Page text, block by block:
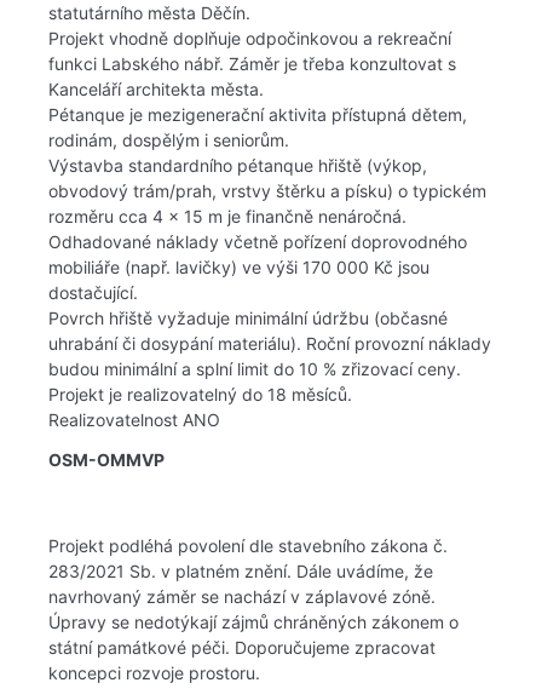
statutárního města Děčín.
Projekt vhodně doplňuje odpočinkovou a rekreační
funkci Labského nábř. Záměr je třeba konzultovat s
Kanceláří architekta města.
Pétanque je mezigenerační aktivita přístupná dětem,
rodinám, dospělým i seniorům.
Výstavba standardního pétanque hřiště (výkop,
obvodový trám/prah, vrstvy štěrku a písku) o typickém
rozměru cca 4 × 15 m je finančně nenáročná.
Odhadované náklady včetně pořízení doprovodného
mobiliáře (např. lavičky) ve výši 170 000 Kč jsou
dostačující.
Povrch hřiště vyžaduje minimální údržbu (občasné
uhrabání či dosypání materiálu). Roční provozní náklady
budou minimální a splní limit do 10 % zřizovací ceny.
Projekt je realizovatelný do 18 měsíců.
Realizovatelnost ANO
OSM-OMMVP
Projekt podléhá povolení dle stavebního zákona č.
283/2021 Sb. v platném znění. Dále uvádíme, že
navrhovaný záměr se nachází v záplavové zóně.
Úpravy se nedotýkají zájmů chráněných zákonem o
státní památkové péči. Doporučujeme zpracovat
koncepci rozvoje prostoru.